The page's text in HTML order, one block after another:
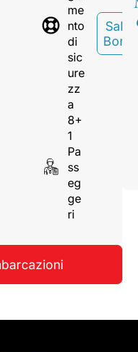
me
nto
di
sic
ure
zz
a
8+
1
Pa
ss
eg
ge
ri
Sali A